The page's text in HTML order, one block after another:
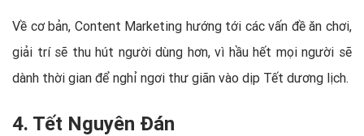
Về cơ bản, Content Marketing hướng tới các vấn đề ăn chơi,
giải trí sẽ thu hút người dùng hơn, vì hầu hết mọi người sẽ
dành thời gian để nghỉ ngơi thư giãn vào dịp Tết dương lịch.
4. Tết Nguyên Đán